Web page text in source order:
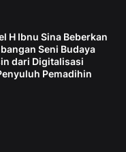
H Ibnu Sina Beberkan
Seni Budaya
dari Digitalisasi
Pemadihin